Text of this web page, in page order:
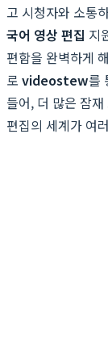
고 시청자와 소통
국어 영상 편집 지
편함을 완벽하게
로 videostew를
들어, 더 많은 잠
편집의 세계가 여